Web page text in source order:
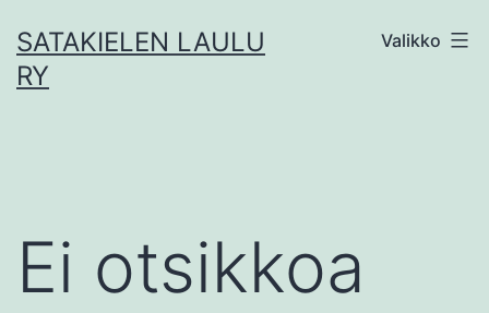
sisältöön
SATAKIELEN LAULU
RY
Valikko
Ei otsikkoa